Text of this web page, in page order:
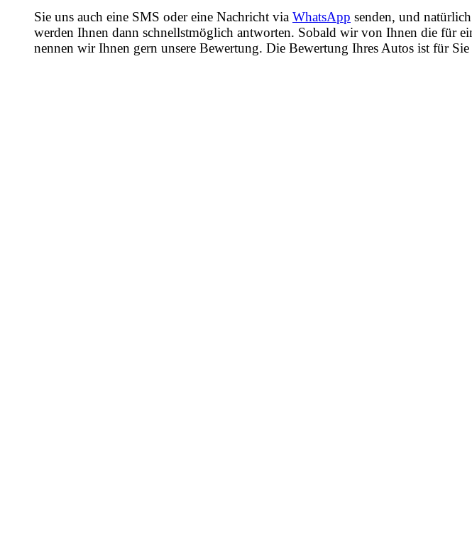
Sie uns auch eine SMS oder eine Nachricht via WhatsApp senden, und
werden Ihnen dann schnellstmöglich antworten. Sobald wir von Ihnen die für
nennen wir Ihnen gern unsere Bewertung. Die Bewertung Ihres Autos ist für